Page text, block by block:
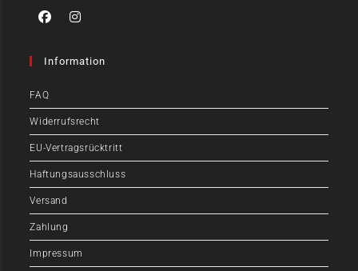
Information
FAQ
Widerrufsrecht
EU-Vertragsrücktritt
Haftungsausschluss
Versand
Zahlung
Impressum